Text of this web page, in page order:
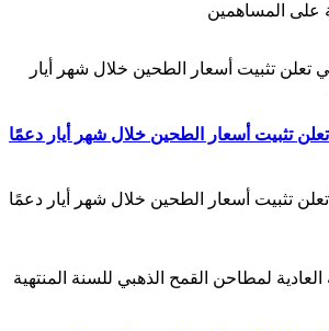
على المساهمين
تثبيت أسعار الطحين خلال شهر أيار دعمًا
تثبيت أسعار الطحين خلال شهر أيار دعمًا